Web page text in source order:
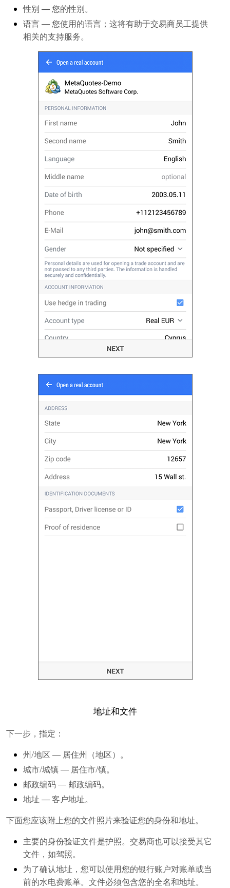
性别 ― 您的性别。
语言― 您使用的语言；这将有助于交易商员工提供
相关的支持服务。
地址和文件
下一步，指定：
州/地区 ― 居住州（地区）。
城市/城镇― 居住市/镇。
邮政编码― 邮政编码。
地址 ― 客户地址。
下面您应该附上您的文件照片来验证您的身份和地址。
主要的身份验证文件是护照。交易商也可以接受其它
文件，如驾照。
为了确认地址，您可以使用您的银行账户对账单或当
前的水电费账单。文件必须包含您的全名和地址。